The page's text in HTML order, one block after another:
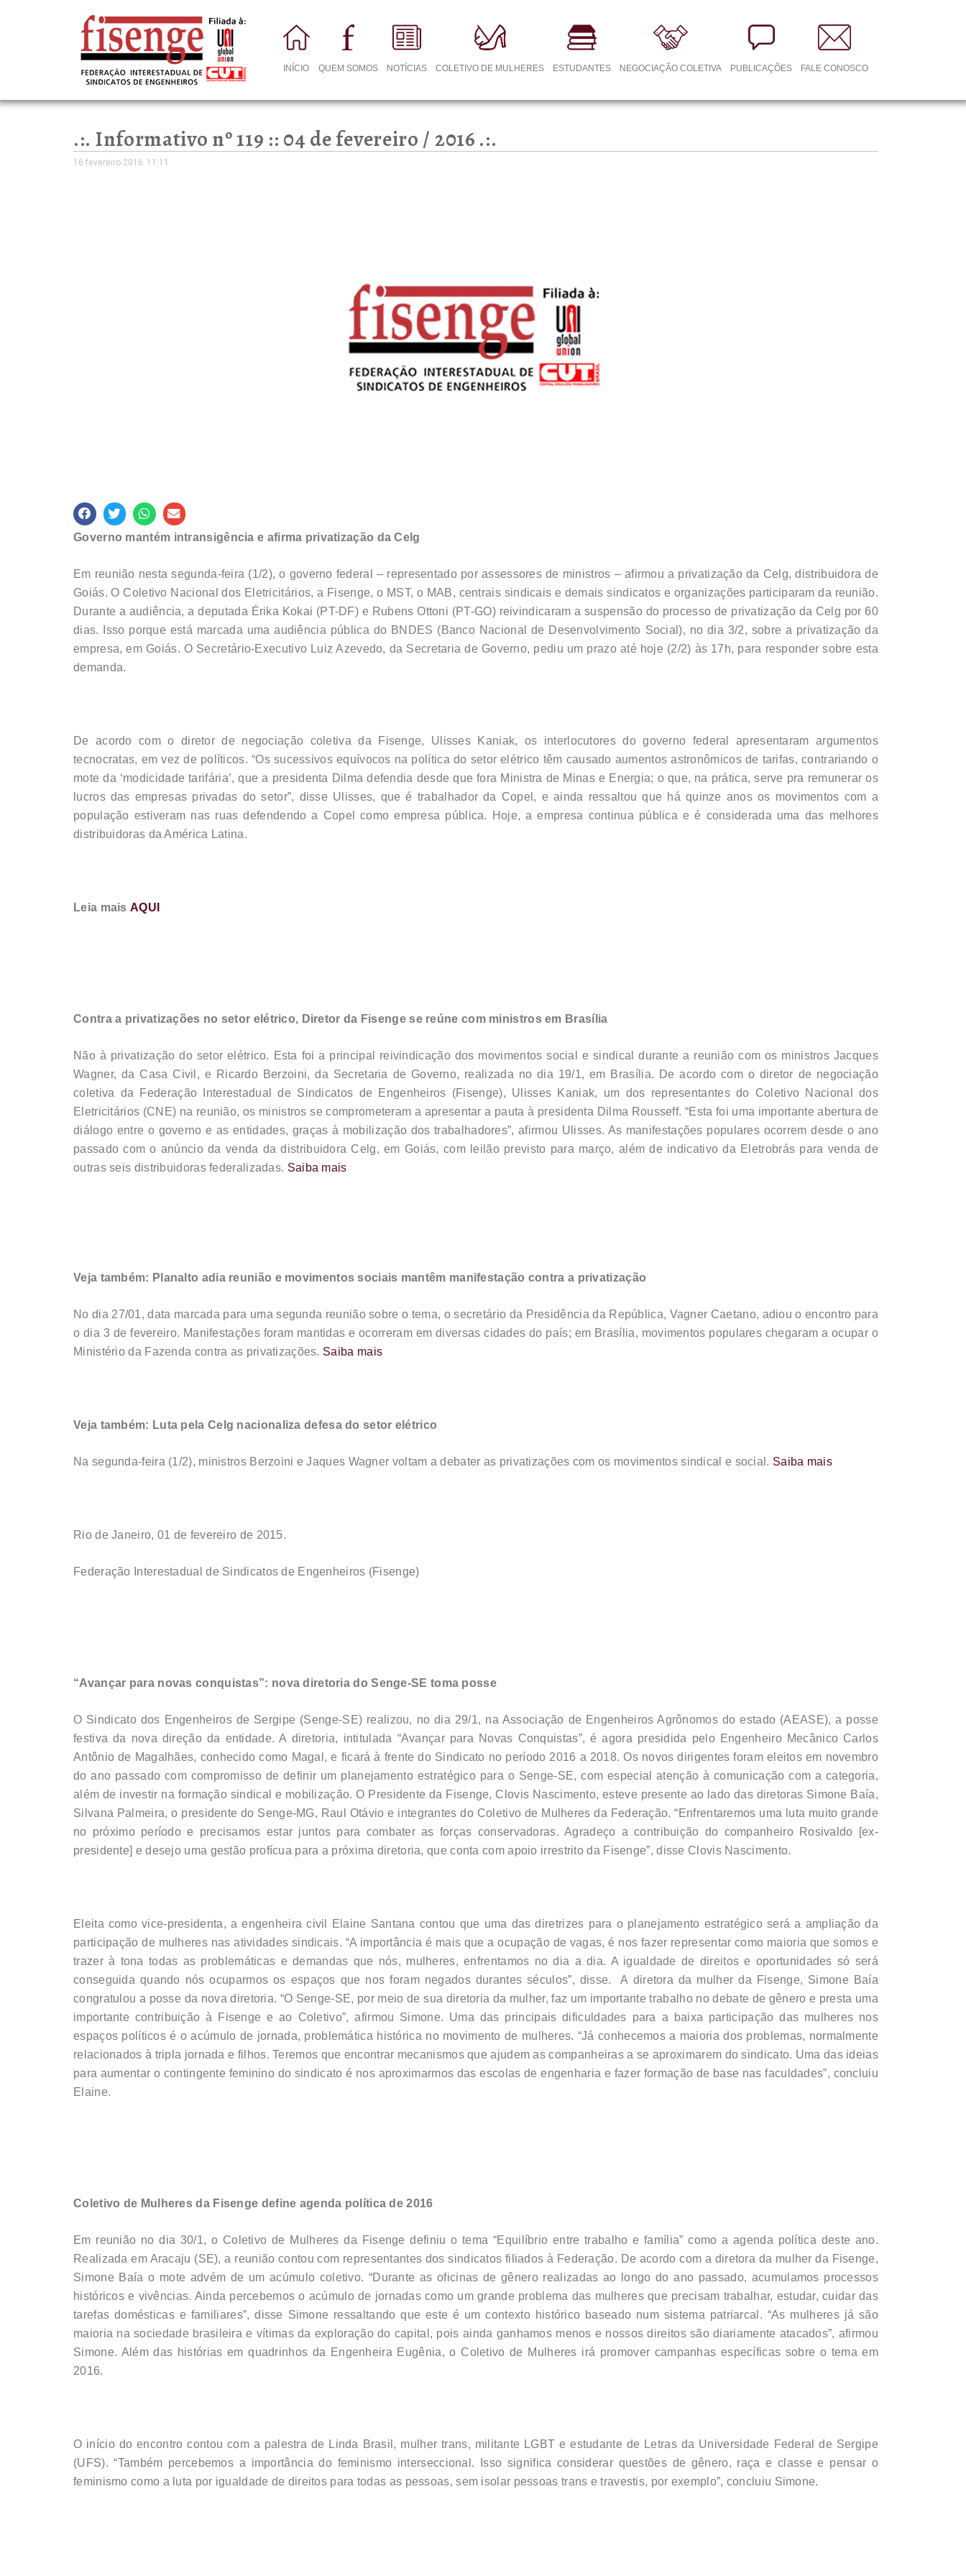
INÍCIO QUEM SOMOS NOTÍCIAS COLETIVO DE MULHERES ESTUDANTES NEGOCIAÇÃO COLETIVA PUBLICAÇÕES FALE CONOSCO
.:. Informativo nº 119 :: 04 de fevereiro / 2016 .:.
16 fevereiro 2016 11:11
Governo mantém intransigência e afirma privatização da Celg
Em reunião nesta segunda-feira (1/2), o governo federal – representado por assessores de ministros – afirmou a privatização da Celg, distribuidora de
Goiás. O Coletivo Nacional dos Eletricitários, a Fisenge, o MST, o MAB, centrais sindicais e demais sindicatos e organizações participaram da reunião.
Durante a audiência, a deputada Érika Kokai (PT-DF) e Rubens Ottoni (PT-GO) reivindicaram a suspensão do processo de privatização da Celg por 60
dias. Isso porque está marcada uma audiência pública do BNDES (Banco Nacional de Desenvolvimento Social), no dia 3/2, sobre a privatização da
empresa, em Goiás. O Secretário-Executivo Luiz Azevedo, da Secretaria de Governo, pediu um prazo até hoje (2/2) às 17h, para responder sobre esta
demanda.
De acordo com o diretor de negociação coletiva da Fisenge, Ulisses Kaniak, os interlocutores do governo federal apresentaram argumentos
tecnocratas, em vez de políticos. “Os sucessivos equívocos na política do setor elétrico têm causado aumentos astronômicos de tarifas, contrariando o
mote da ‘modicidade tarifária’, que a presidenta Dilma defendia desde que fora Ministra de Minas e Energia; o que, na prática, serve pra remunerar os
lucros das empresas privadas do setor”, disse Ulisses, que é trabalhador da Copel, e ainda ressaltou que há quinze anos os movimentos com a
população estiveram nas ruas defendendo a Copel como empresa pública. Hoje, a empresa continua pública e é considerada uma das melhores
distribuidoras da América Latina.
Leia maisAQUI
Contra a privatizações no setor elétrico, Diretor da Fisenge se reúne com ministros em Brasília
Não à privatização do setor elétrico. Esta foi a principal reivindicação dos movimentos social e sindical durante a reunião com os ministros Jacques
Wagner, da Casa Civil, e Ricardo Berzoini, da Secretaria de Governo, realizada no dia 19/1, em Brasília. De acordo com o diretor de negociação
coletiva da Federação Interestadual de Sindicatos de Engenheiros (Fisenge), Ulisses Kaniak, um dos representantes do Coletivo Nacional dos
Eletricitários (CNE) na reunião, os ministros se comprometeram a apresentar a pauta à presidenta Dilma Rousseff. “Esta foi uma importante abertura de
diálogo entre o governo e as entidades, graças à mobilização dos trabalhadores”, afirmou Ulisses. As manifestações populares ocorrem desde o ano
passado com o anúncio da venda da distribuidora Celg, em Goiás, com leilão previsto para março, além de indicativo da Eletrobrás para venda de
outras seis distribuidoras federalizadas. Saiba mais
Veja também: Planalto adia reunião e movimentos sociais mantêm manifestação contra a privatização
No dia 27/01, data marcada para uma segunda reunião sobre o tema, o secretário da Presidência da República, Vagner Caetano, adiou o encontro para
o dia 3 de fevereiro. Manifestações foram mantidas e ocorreram em diversas cidades do país; em Brasília, movimentos populares chegaram a ocupar o
Ministério da Fazenda contra as privatizações. Saiba mais
Veja também: Luta pela Celg nacionaliza defesa do setor elétrico
Na segunda-feira (1/2), ministros Berzoini e Jaques Wagner voltam a debater as privatizações com os movimentos sindical e social. Saiba mais
Rio de Janeiro, 01 de fevereiro de 2015.
Federação Interestadual de Sindicatos de Engenheiros (Fisenge)
“Avançar para novas conquistas”: nova diretoria do Senge-SE toma posse
O Sindicato dos Engenheiros de Sergipe (Senge-SE) realizou, no dia 29/1, na Associação de Engenheiros Agrônomos do estado (AEASE), a posse
festiva da nova direção da entidade. A diretoria, intitulada “Avançar para Novas Conquistas”, é agora presidida pelo Engenheiro Mecânico Carlos
Antônio de Magalhães, conhecido como Magal, e ficará à frente do Sindicato no período 2016 a 2018. Os novos dirigentes foram eleitos em novembro
do ano passado com compromisso de definir um planejamento estratégico para o Senge-SE, com especial atenção à comunicação com a categoria,
além de investir na formação sindical e mobilização. O Presidente da Fisenge, Clovis Nascimento, esteve presente ao lado das diretoras Simone Baía,
Silvana Palmeira, o presidente do Senge-MG, Raul Otávio e integrantes do Coletivo de Mulheres da Federação. “Enfrentaremos uma luta muito grande
no próximo período e precisamos estar juntos para combater as forças conservadoras. Agradeço a contribuição do companheiro Rosivaldo [ex-
presidente] e desejo uma gestão profícua para a próxima diretoria, que conta com apoio irrestrito da Fisenge”, disse Clovis Nascimento.
Eleita como vice-presidenta, a engenheira civil Elaine Santana contou que uma das diretrizes para o planejamento estratégico será a ampliação da
participação de mulheres nas atividades sindicais. “A importância é mais que a ocupação de vagas, é nos fazer representar como maioria que somos e
trazer à tona todas as problemáticas e demandas que nós, mulheres, enfrentamos no dia a dia. A igualdade de direitos e oportunidades só será
conseguida quando nós ocuparmos os espaços que nos foram negados durantes séculos”, disse. A diretora da mulher da Fisenge, Simone Baía
congratulou a posse da nova diretoria. “O Senge-SE, por meio de sua diretoria da mulher, faz um importante trabalho no debate de gênero e presta uma
importante contribuição à Fisenge e ao Coletivo”, afirmou Simone. Uma das principais dificuldades para a baixa participação das mulheres nos
espaços políticos é o acúmulo de jornada, problemática histórica no movimento de mulheres. “Já conhecemos a maioria dos problemas, normalmente
relacionados à tripla jornada e filhos. Teremos que encontrar mecanismos que ajudem as companheiras a se aproximarem do sindicato. Uma das ideias
para aumentar o contingente feminino do sindicato é nos aproximarmos das escolas de engenharia e fazer formação de base nas faculdades”, concluiu
Elaine.
Coletivo de Mulheres da Fisenge define agenda política de 2016
Em reunião no dia 30/1, o Coletivo de Mulheres da Fisenge definiu o tema “Equilíbrio entre trabalho e família” como a agenda política deste ano.
Realizada em Aracaju (SE), a reunião contou com representantes dos sindicatos filiados à Federação. De acordo com a diretora da mulher da Fisenge,
Simone Baía o mote advém de um acúmulo coletivo. “Durante as oficinas de gênero realizadas ao longo do ano passado, acumulamos processos
históricos e vivências. Ainda percebemos o acúmulo de jornadas como um grande problema das mulheres que precisam trabalhar, estudar, cuidar das
tarefas domésticas e familiares”, disse Simone ressaltando que este é um contexto histórico baseado num sistema patriarcal. “As mulheres já são
maioria na sociedade brasileira e vítimas da exploração do capital, pois ainda ganhamos menos e nossos direitos são diariamente atacados”, afirmou
Simone. Além das histórias em quadrinhos da Engenheira Eugênia, o Coletivo de Mulheres irá promover campanhas específicas sobre o tema em
2016.
O início do encontro contou com a palestra de Linda Brasil, mulher trans, militante LGBT e estudante de Letras da Universidade Federal de Sergipe
(UFS). “Também percebemos a importância do feminismo interseccional. Isso significa considerar questões de gênero, raça e classe e pensar o
feminismo como a luta por igualdade de direitos para todas as pessoas, sem isolar pessoas trans e travestis, por exemplo”, concluiu Simone.